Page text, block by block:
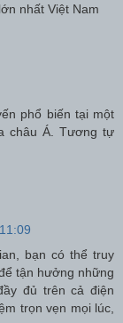
nhất Việt Nam
phổ biến tại một
châu Á. Tương tự
bạn có thể truy
tận hưởng những
đủ trên cả điện
trọn vẹn mọi lúc,